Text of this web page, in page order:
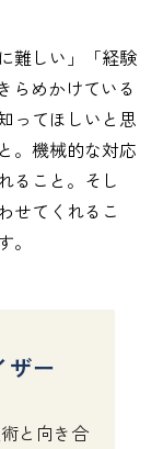
難しい」「経験
らめかけている
ってほしいと思
。機械的な対応
ること。そし
せてくれるこ
ザー
と向き合